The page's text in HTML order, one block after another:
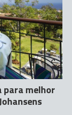
para melhor